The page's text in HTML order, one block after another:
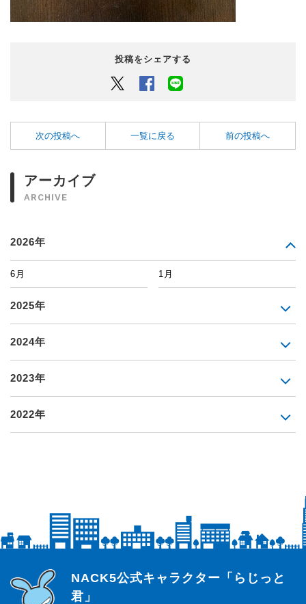
投稿をシェアする
Twitter Facebook
次の投稿へ 一覧に戻る 前の投稿へ
アーカイブ
ARCHIVE
2026年
6月 1月
2025年
2024年
2023年
2022年
らじっと君
NACK5公式キャラクター「らじっと
君」